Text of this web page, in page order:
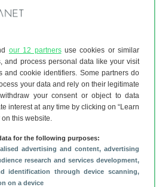
our 12 partnersuse cookies or similar
and process personal data like your visit
and cookie identifiers. Some partners do
your data and rely on their legitimate
your consent or object to data
interest at any time by clicking on “Learn
on this website.
for the following purposes:
advertising and content, advertising
research and services development,
identification through device scanning,
on a device
OnePlus-alternatieven (20-7)
smartphones onder 500 euro (16-7)